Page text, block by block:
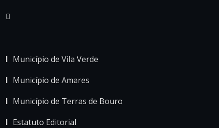
Município de Vila Verde
Município de Amares
Município de Terras de Bouro
Estatuto Editorial